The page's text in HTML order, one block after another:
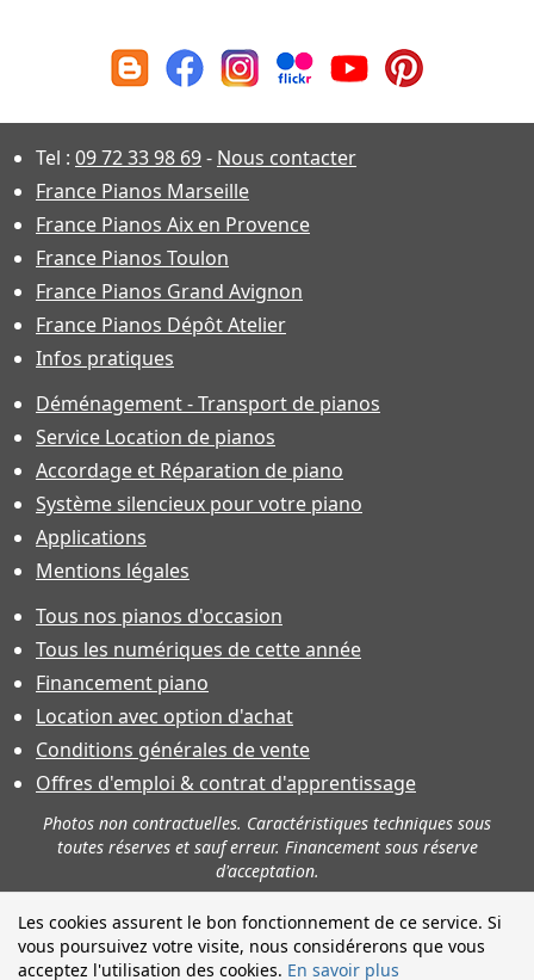
Les cookies assurent le bon fonctionnement de ce service. Si
vous poursuivez votre visite, nous considérerons que vous
acceptez l'utilisation des cookies. En savoir plus
Tel : 09 72 33 98 69- Nous contacter
France Pianos Marseille
France Pianos Aix en Provence
France Pianos Toulon
France Pianos Grand Avignon
France Pianos Dépôt Atelier
Infos pratiques
Déménagement - Transport de pianos
Service Location de pianos
Accordage et Réparation de piano
Système silencieux pour votre piano
Applications
Mentions légales
Tous nos pianos d'occasion
Tous les numériques de cette année
Financement piano
Location avec option d'achat
Conditions générales de vente
Offres d'emploi & contrat d'apprentissage
Photos non contractuelles. Caractéristiques techniques sous
toutes réserves et sauf erreur. Financement sous réserve
d'acceptation.